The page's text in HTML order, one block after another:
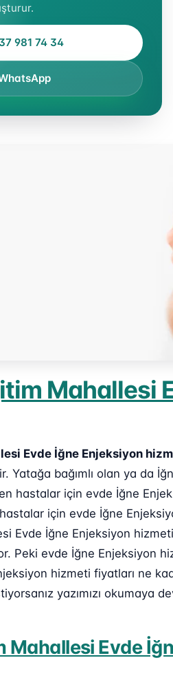
Mahallesi
Evde İğne Enjeksiyon
Yatağa bağımlı olan ya da
hastalar için evde İğne
hastalar için evde İğne
Evde İğne Enjeksiyon
Peki evde İğne Enjeksiyon
hizmeti fiyatları ne
yazımızı okumaya
Mahallesi Evde
981 74 34